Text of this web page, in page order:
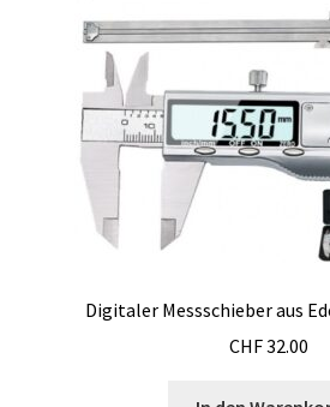
Cookie-Richtlinie (EU)
Datenschutzerklärung
Digitale Anzeige
Download
Digitaler Messschieber aus
CHF32.00